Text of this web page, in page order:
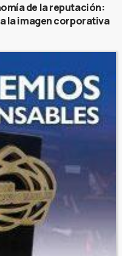
de la reputación:
la imagen corporativa